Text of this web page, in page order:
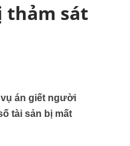
thảm sát
án giết người
tài sản bị mất